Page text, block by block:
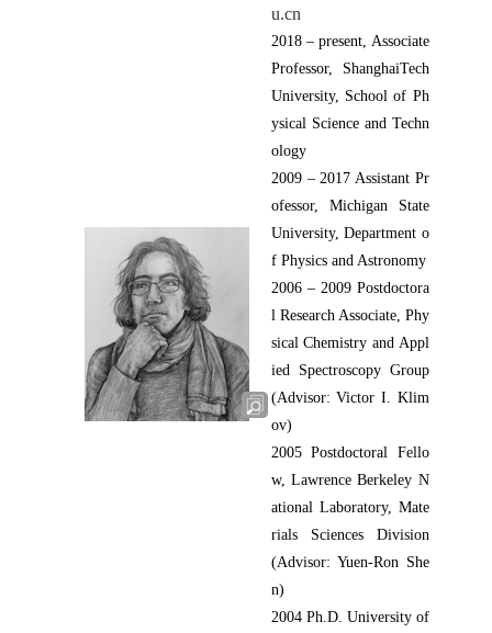
u.cn
2018 – present, Associate
Professor, ShanghaiTech
University, School of Ph
ysical Science and Techn
ology
2009 – 2017 Assistant Pr
ofessor, Michigan State
University, Department o
f Physics and Astronomy
2006 – 2009 Postdoctora
l Research Associate, Phy
sical Chemistry and Appl
ied Spectroscopy Group
(Advisor: Victor I. Klim
ov)
2005 Postdoctoral Fello
w, Lawrence Berkeley N
ational Laboratory, Mate
rials Sciences Division
(Advisor: Yuen-Ron She
n)
2004 Ph.D. University of